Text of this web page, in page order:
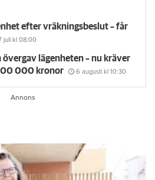
efter vräkningsbeslut – får
juli kl 08:00
övergav lägenheten – nu kräver
000 kronor
6 augusti kl 10:30